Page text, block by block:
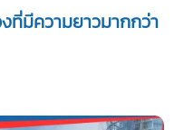
ที่มีความยาวมากกว่า